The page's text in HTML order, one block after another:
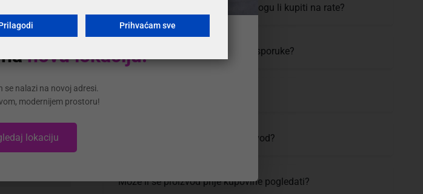
Koje su mogućnosti plaćanja i mogu li kupiti na rate?
Koliko moram čekati, koji je rok isporuke?
Mogu li vratiti ili zamijeniti proizvod?
Može li se proizvod prije kupovine pogledati?
nanovu lokaciju!
se nalazi na novoj adresi.
modernijem prostoru!
lokaciju
Prihvaćam sve